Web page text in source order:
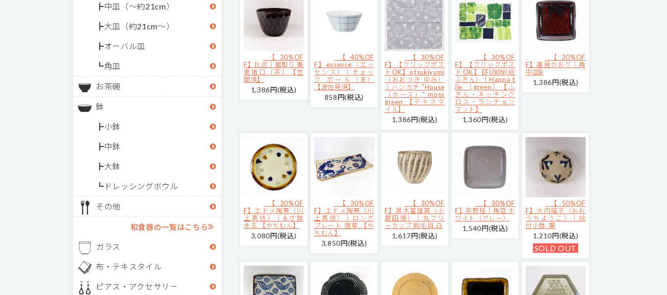
中皿（～約21cm）
大皿（約21cm～）
オーバル皿
角皿
お茶碗
鉢
小鉢
中鉢
大鉢
ドレッシングボウル
その他
和食器の一覧はこちら
ガラス
布・テキスタイル
ピアス・アクセサリー
【30%OF
F】比呂｜面取り 蕎
麦猪口（茶）【笠
間焼】
1,386円(税込)
【40%OF
F】essence（エッ
センス）｜チェッ
ク ボール（B）
【波佐見焼】
858円(税込)
【30%OF
F】【クリックポス
トOK】otsukiyumi
（おおつき ゆみ）
｜ハンカチ "House
（ホース）" moss
green 【テキスタ
イル】
1,386円(税込)
【30%OF
F】【クリックポス
トOK】EFUKiN(絵
ふきん）｜Happa t
ile （green）【ふ
きん・キッチンク
ロス・ランチョン
マット】
1,360円(税込)
【30%OF
F】蓮見かおり｜角
中皿B
1,386円(税込)
【30%OF
F】エドメ陶房（川
上真悟）｜6寸鉢
水玉 【やちむん】
3,080円(税込)
【30%OF
F】エドメ陶房（川
上真悟）｜ロング
プレート 唐草 【や
ちむん】
3,850円(税込)
【30%OF
F】黒木富雄窯（小
鹿田焼）｜丸フリ
ーカップ 刷毛目 白
1,617円(税込)
【30%OF
F】京野桂｜角皿 ホ
ワイト（グレー）
1,540円(税込)
【50%OF
F】大内瑤子（おお
うちようこ）｜絵
付小鉢-葉
1,210円(税込)
SOLD OUT